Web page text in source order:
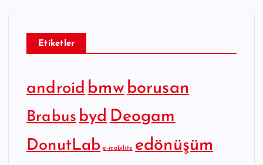
Etiketler
android bmw borusan
Brabus byd Deogam
DonutLab e-mobilite edönüşüm